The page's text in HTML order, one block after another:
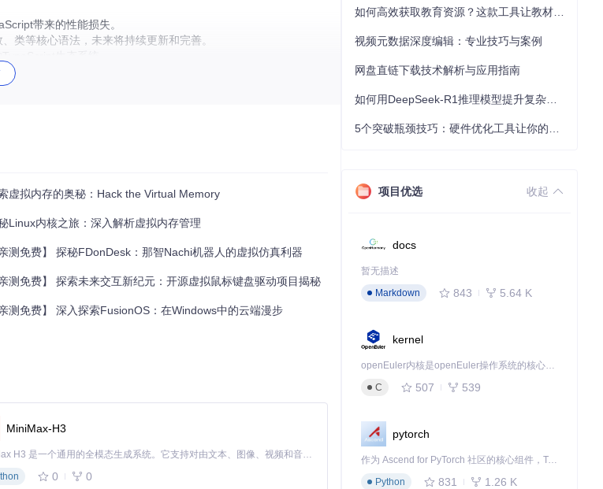
带来的性能损失。
类等核心语法，未来将持续更新和完善。
。
虚拟内存的奥秘：Hack the Virtual Memory
Linux内核之旅：深入解析虚拟内存管理
测免费】 探秘FDonDesk：那智Nachi机器人的虚拟仿真利器
测免费】 探索未来交互新纪元：开源虚拟鼠标键盘驱动项目揭秘
测免费】 深入探索FusionOS：在Windows中的云端漫步
MiniMax-H3
MiniMax H3 是一个通用的全模态生成系统。它支持对由文本、图像、视频和音频组成的多模态上下文进行统一理解，并能生成分辨率高达 2K、时长可达 15 秒的带原生立体声音频的视频。得益于面向任务泛化的系统设计，H3 在预训练阶段就已具备广泛的多模态上下文理解与生成能力，能够出色地执行复杂的多模态指令。
0 0
视频元数据深度编辑：专业技巧与案例
网盘直链下载技术解析与应用指南
项目优选 收起
docs
暂无描述
Markdown
843 5.64 K
kernel
openEuler内核是openEuler操作系统的核心，既是系统性能与稳定性的基石，也是连接处理器、设备与服务的桥梁。
C
507 539
pytorch
作为 Ascend for PyTorch 社区的核心组件，TorchNPU 是昇腾专为 PyTorch 打造的深度学习适配插件，使 PyTorch 框架能够直接调用昇腾 NPU，为开发者提供昇腾 AI 处理器的超强算力。
Python
831 1.26 K